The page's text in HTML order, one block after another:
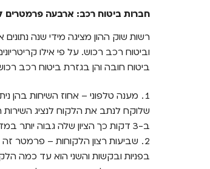
חברות ביטוח רכב: ארבעה
רשות שוק ההון מציגה מידי שנה
וביטוח רכב רכוש. על פי אילו
ביטוח חובה והן בגזרת ביטוח רכב
שלוקח לנתב את הלקוח לנציג
ב-3 דקות כך הציון שלה גבוה יותר במדד השירות.
שביעות רצון הלקוחות – פרמטר זה
בפניות ובקשות והשני הוא עד כמה